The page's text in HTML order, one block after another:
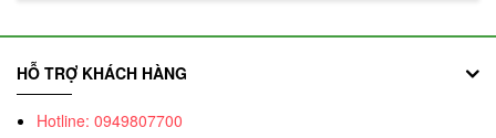
HỖ TRỢ KHÁCH HÀNG
Hotline: 0949807700